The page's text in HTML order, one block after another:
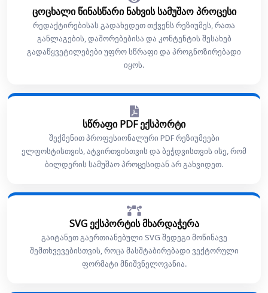
ცოცხალი წინასწარი ნახვის სამუშაო პროცესი
რედაქტირებისას გადახედეთ თქვენს რეზიუმეს, რათა
განლაგების, დაშორებებისა და კონტენტის შესახებ
გადაწყვეტილებები უფრო სწრაფი და პროგნოზირებადი
იყოს.
სწრაფი PDF ექსპორტი
შექმენით პროფესიონალური PDF რეზიუმეები
ელფოსტისთვის, ატვირთვისთვის და ბეჭდვისთვის ისე, რომ
ბილდერის სამუშაო პროცესიდან არ გახვიდეთ.
SVG ექსპორტის მხარდაჭერა
გაიტანეთ გაერთიანებული SVG შედეგი მოწინავე
შემთხვევებისთვის, როცა მასშტაბირებადი ვექტორული
ფორმატი მნიშვნელოვანია.